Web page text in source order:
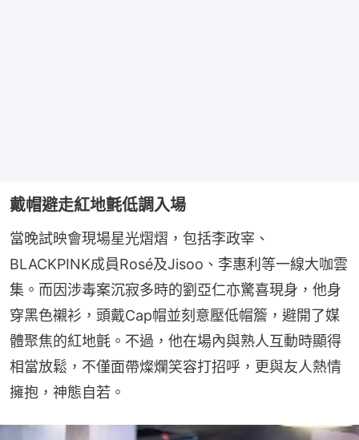
戴帽避走紅地氈低調入場
當晚試映會現場星光熠熠，包括李政宰、
BLACKPINK成員Rosé及Jisoo、李惠利等一線大咖雲
集。而因涉毒案沉寂多時的劉亞仁亦驚喜現身，他身
穿黑色襯衫，頭戴Cap帽並刻意壓低帽簷，避開了媒
體聚焦的紅地氈。不過，他在場內與熟人互動時顯得
相當放鬆，不僅面帶燦爛笑容打招呼，更與友人熱情
擁抱，神態自若。